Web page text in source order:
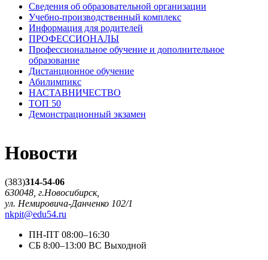
Сведения об образовательной организации
Учебно-производственный комплекс
Информация для родителей
ПРОФЕССИОНАЛЫ
Профессиональное обучение и дополнительное
образование
Дистанционное обучение
Абилимпикс
НАСТАВНИЧЕСТВО
ТОП 50
Демонстрационный экзамен
Новости
(383)314-54-06
630048, г.Новосибирск,
ул. Немировича-Данченко 102/1
nkpit@edu54.ru
ПН-ПТ 08:00–16:30
CБ 8:00–13:00 ВС Выходной